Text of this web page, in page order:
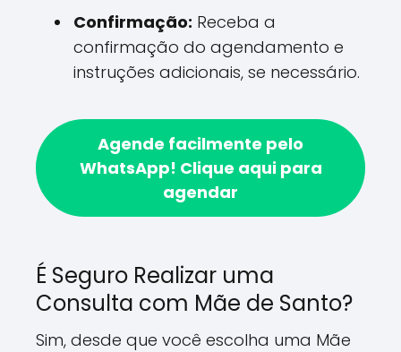
Confirmação: Receba a
confirmação do agendamento e
instruções adicionais, se necessário.
Agende facilmente pelo
WhatsApp! Clique aqui para
agendar
É Seguro Realizar uma
Consulta com Mãe de Santo?
Sim, desde que você escolha uma Mãe